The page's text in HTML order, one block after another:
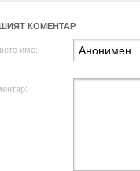
КОМЕНТАР
име: